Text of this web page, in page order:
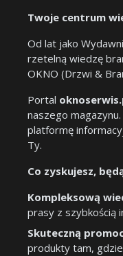
Twoje centrum
Od lat jako
rzetelną wiedzę
OKNO (Drzwi &
Portal
naszego
platformę
Ty.
Co zyskujesz,
Kompleksową
prasy z szybkością
Skuteczną
produkty tam,